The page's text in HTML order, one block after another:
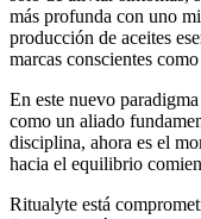
más profunda con uno
producción de aceites
marcas conscientes
En este nuevo
como un aliado
disciplina, ahora es el
hacia el equilibrio
Ritualyte está